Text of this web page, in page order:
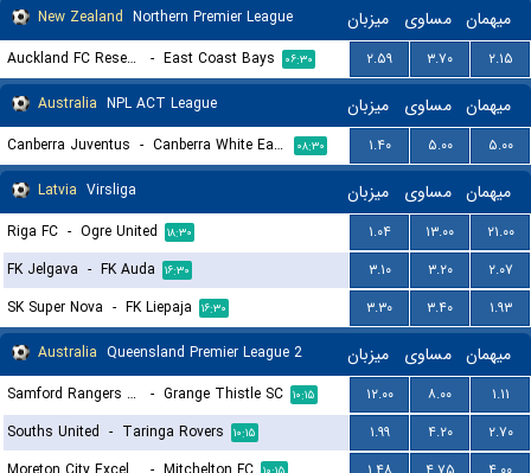
New Zealand Northern Premier League میزبان مساوی میهمان
Auckland FC Reserves - East Coast Bays ۰۶:۳۰ ۲.۵۹ ۳.۷۰
۲.۱۵
Australia NPL ACT League میزبان مساوی میهمان
Canberra Juventus - Canberra White Eagles FC ۰۸:۳۰ ۱.۴۰ ۵.۰۰
۵.۰۰
Latvia Virsliga میزبان مساوی میهمان
Riga FC - Ogre United ۱۸:۳۰ ۱.۰۴ ۱۳.۰۰
۲۱.۰۰
FK Jelgava - FK Auda ۱۶:۳۰ ۳.۱۰ ۳.۲۰
۲.۰۷
SK Super Nova - FK Liepaja ۱۶:۳۰ ۳.۳۰ ۳.۴۰
۱.۹۳
Australia Queensland Premier League 2 میزبان مساوی میهمان
Samford Rangers FC - Grange Thistle SC ۱۰:۱۵ ۱۲.۰۰ ۸.۰۰
۱.۱۱
Souths United - Taringa Rovers ۱۰:۱۵ ۱.۹۹ ۴.۲۰
۲.۷۰